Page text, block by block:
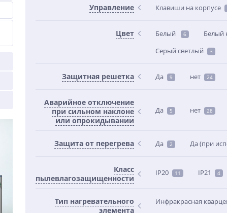
Управление Клавиши на корпусе
Цвет Белый 6 Белый
Серый светлый 3
Защитная решетка Да 9 нет 24
Аварийное отключение
при сильном наклоне
или опрокидывании
Да 5 нет 28
Защита от перегрева Да 2 Да (при
Класс
пылевлагозащищенности
IP20 11 IP21 4
Тип нагревательного
элемента
Инфракрасная